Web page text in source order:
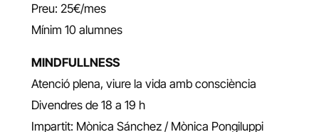
Preu: 25€/mes
Mínim 10 alumnes
MINDFULLNESS
Atenció plena, viure la vida amb consciència
Divendres de 18 a 19 h
Impartit: Mònica Sánchez / Mònica Pongiluppi